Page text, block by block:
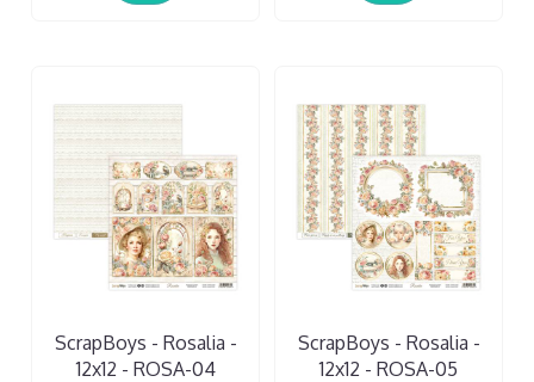
ScrapBoys - Rosalia -
12x12 - ROSA-04
ScrapBoys - Rosalia -
12x12 - ROSA-05